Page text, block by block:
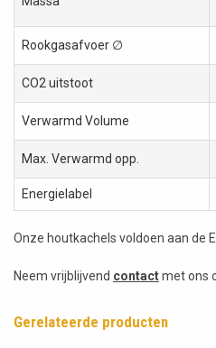
Rookgasafvoer ∅
CO2 uitstoot
Verwarmd Volume
Max. Verwarmd opp.
Energielabel
Onze houtkachels voldoen aan de
Neem vrijblijvend contactmet ons
Gerelateerde producten